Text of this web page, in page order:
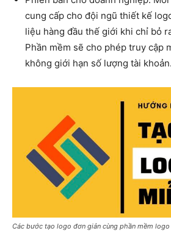
cung cấp cho đội ngũ thiết kế
liệu hàng đầu thế giới khi chỉ bỏ
Phần mềm sẽ cho phép truy cập
không giới hạn số lượng tài khoản.
Các bước tạo logo đơn giản cùng phần mềm logo